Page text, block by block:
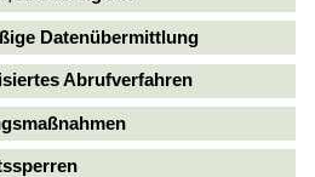
Datenübermittlung
Abrufverfahren